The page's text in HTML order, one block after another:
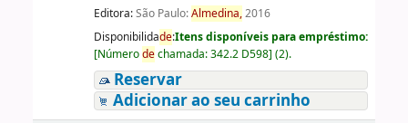
Editora:São Paulo:Almedina,2016
Disponibilidade:Itens disponíveis para empréstimo:
[Númerodechamada:342.2 D598] (2).
Reservar
Adicionar ao seu carrinho